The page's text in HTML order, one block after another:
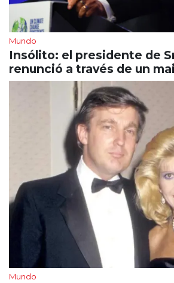
Mundo
Insólito: el presidente de
renunció a través de un
Mundo